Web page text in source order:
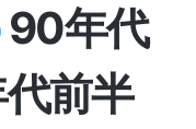
90年代
前半